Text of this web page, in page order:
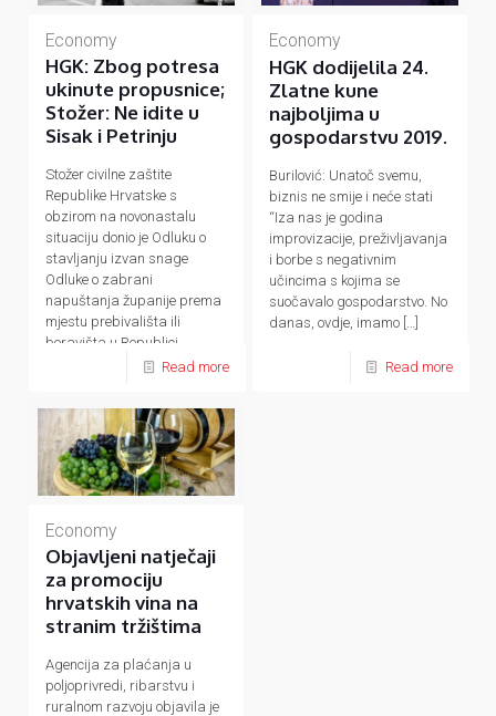
Economy
HGK: Zbog potresa
ukinute propusnice;
Stožer: Ne idite u
Sisak i Petrinju
Stožer civilne zaštite
Republike Hrvatske s
obzirom na novonastalu
situaciju donio je Odluku o
stavljanju izvan snage
Odluke o zabrani
napuštanja županije prema
mjestu prebivališta ili
boravišta u Republici
Read more
Economy
HGK dodijelila 24.
Zlatne kune
najboljima u
gospodarstvu 2019.
Burilović: Unatoč svemu,
biznis ne smije i neće stati
“Iza nas je godina
improvizacije, preživljavanja
i borbe s negativnim
učincima s kojima se
suočavalo gospodarstvo. No
danas, ovdje, imamo […]
Read more
Economy
Objavljeni natječaji
za promociju
hrvatskih vina na
stranim tržištima
Agencija za plaćanja u
poljoprivredi, ribarstvu i
ruralnom razvoju objavila je